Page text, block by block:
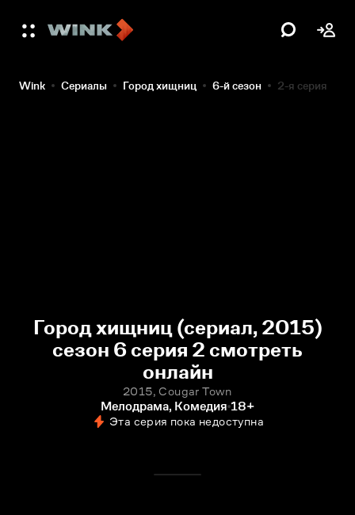
Wink Сериалы Город хищниц 6-й сезон 2-я серия
Город хищниц (сериал, 2015)
сезон 6 серия 2 смотреть
онлайн
2015, Cougar Town
Мелодрама, Комедия 18+
Эта серия пока недоступна